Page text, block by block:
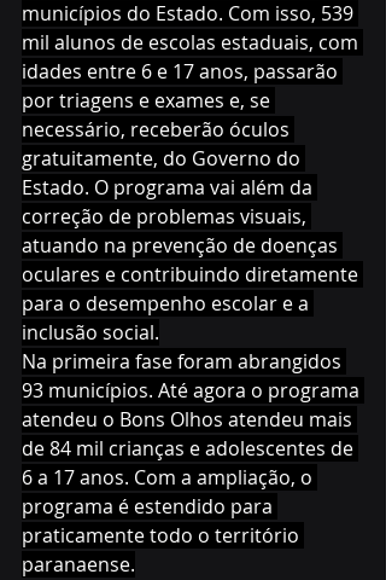
municípios do Estado. Com isso, 539
mil alunos de escolas estaduais, com
idades entre 6 e 17 anos, passarão
por triagens e exames e, se
necessário, receberão óculos
gratuitamente, do Governo do
Estado. O programa vai além da
correção de problemas visuais,
atuando na prevenção de doenças
oculares e contribuindo diretamente
para o desempenho escolar e a
inclusão social.
Na primeira fase foram abrangidos
93 municípios. Até agora o programa
atendeu o Bons Olhos atendeu mais
de 84 mil crianças e adolescentes de
6 a 17 anos. Com a ampliação, o
programa é estendido para
praticamente todo o território
paranaense.